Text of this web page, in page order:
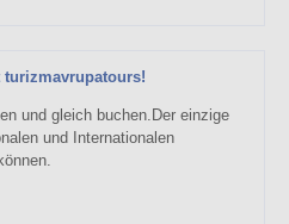
und gleich buchen.Der einzige
und Internationalen